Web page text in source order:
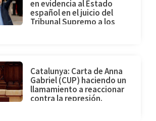
en evidencia al Estado
español en el juicio del
Tribunal Supremo a los
Catalunya: Carta de Anna
Gabriel (CUP) haciendo un
llamamiento a reaccionar
contra la represión.